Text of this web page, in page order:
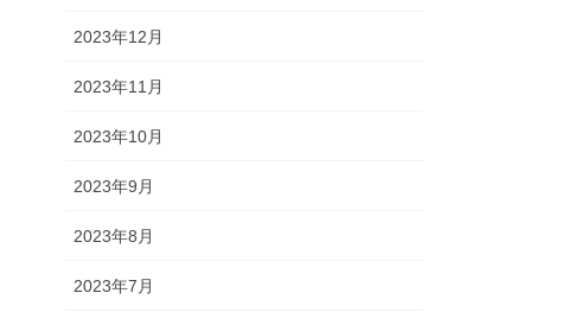
2023年12月
2023年11月
2023年10月
2023年9月
2023年8月
2023年7月